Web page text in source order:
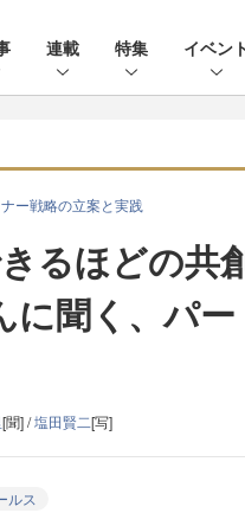
連載 特集 イベン
ー戦略の立案と実践
るほどの共
に聞く、パ
[聞] /塩田賢二[写]
ルス